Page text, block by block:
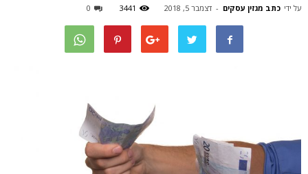
על ידי כתב מגזין עסקים - דצמבר 5, 2018 3441
0